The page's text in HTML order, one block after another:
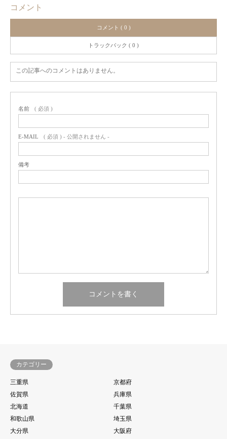
コメント
コメント ( 0 )
トラックバック ( 0 )
この記事へのコメントはありません。
名前 ( 必須 )
E-MAIL ( 必須 ) - 公開されません -
備考
カテゴリー
三重県
京都府
佐賀県
兵庫県
北海道
千葉県
和歌山県
埼玉県
大分県
大阪府